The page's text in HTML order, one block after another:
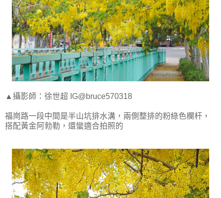
▲攝影師：徐世超 IG@bruce570318
福崗路一段中間是半山坑排水溝，兩側整排的粉綠色欄杆，
搭配黃金阿勃勒，還蠻適合拍照的